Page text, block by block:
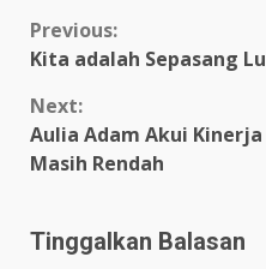
Previous:
Kita adalah Sepasang
Next:
Aulia Adam Akui
Masih Rendah
Tinggalkan Balasan